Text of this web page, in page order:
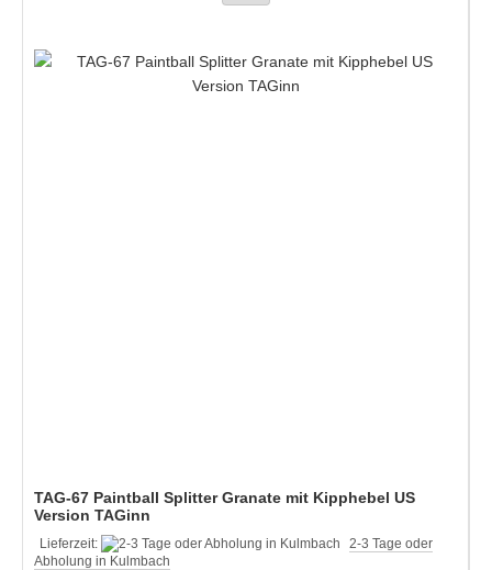
TAG-67 Paintball Splitter Granate mit Kipphebel US
Version TAGinn
Lieferzeit:
2-3 Tage oder
Abholung in Kulmbach